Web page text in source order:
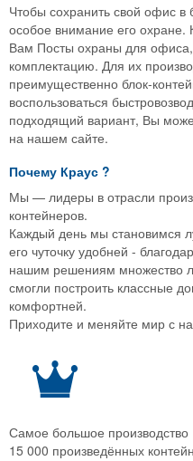
Чтобы сохранить свой офис в
особое внимание его охране.
Вам Посты охраны для
комплектацию. Для их
преимущественно блок-
воспользоваться
подходящий вариант, Вы
на нашем сайте.
Почему Краус ?
Мы — лидеры в отрасли
контейнеров.
Каждый день мы
его чуточку удобней -
нашим решениям множество
смогли построить классные
комфортней.
Приходите и меняйте мир с
Самое большое производство
15 000 произведённых